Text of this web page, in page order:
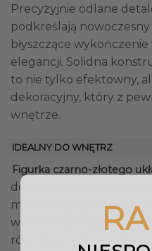
Precyzyjnie odlane
podkreślają nowoczesny
błyszczące
elegancji. Solidna
to nie tylko efektowny,
dekoracyjny, który z
wnętrze.
IDEALNY DO WNĘTRZ
Figurka czarno-złotego
doskonale komponuje
minimalistycznymi
wyrazistego charakteru.
również w loftowych